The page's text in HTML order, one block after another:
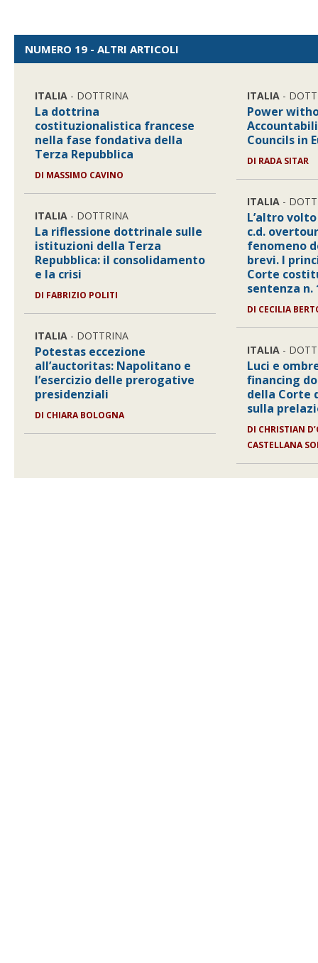
NUMERO 19 - ALTRI ARTICOLI
ITALIA - DOTTRINA
La dottrina
costituzionalistica francese
nella fase fondativa della
Terza Repubblica
DI MASSIMO CAVINO
ITALIA - DOTTRINA
La riflessione dottrinale sulle
istituzioni della Terza
Repubblica: il consolidamento
e la crisi
DI FABRIZIO POLITI
ITALIA - DOTTRINA
Potestas eccezione
all’auctoritas: Napolitano e
l’esercizio delle prerogative
presidenziali
DI CHIARA BOLOGNA
ITALIA -
Power
Councils in
DI RADA SITAR
ITALIA -
L’altro
c.d.
fenomeno
brevi. I
Corte
sentenza n.
DI CECILIA
ITALIA -
Luci e
financing
della Corte
sulla
DI CHRISTIAN
CASTELLANA